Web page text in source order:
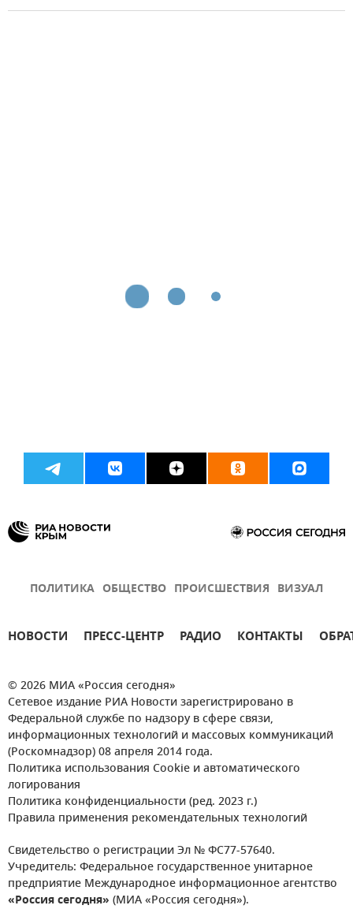
ПОЛИТИКА ОБЩЕСТВО ПРОИСШЕСТВИЯ ВИЗУАЛ
НОВОСТИ ПРЕСС-ЦЕНТР РАДИО КОНТАКТЫ
© 2026 МИА «Россия сегодня»
Сетевое издание РИА Новости зарегистрировано в
Федеральной службе по надзору в сфере связи,
информационных технологий и массовых коммуникаций
(Роскомнадзор) 08 апреля 2014 года.
Политика использования Cookie и автоматического
логирования
Политика конфиденциальности (ред. 2023 г.)
Правила применения рекомендательных технологий
Свидетельство о регистрации Эл № ФС77-57640.
Учредитель: Федеральное государственное унитарное
предприятие Международное информационное агентство
«Россия сегодня» (МИА «Россия сегодня»).